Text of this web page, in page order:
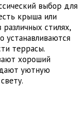
выбор для
крыша или
стилях,
устанавливаются
террасы.
хороший
уютную